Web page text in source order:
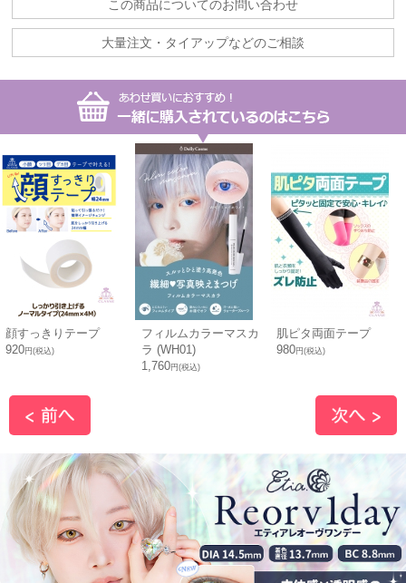
この商品についてのお問い合わせ
大量注文・タイアップなどのご相談
顔すっきりテープ
920円(税込)
フィルムカラーマスカ
ラ (WH01)
1,760円(税込)
肌ピタ両面テープ
980円(税込)